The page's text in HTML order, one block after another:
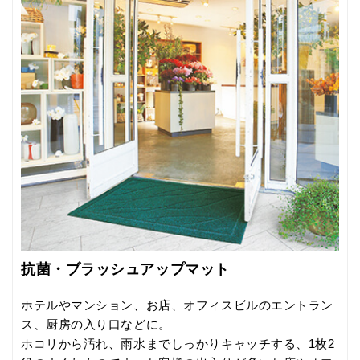
抗菌・ブラッシュアップマット
ホテルやマンション、お店、オフィスビルのエントラン
ス、厨房の入り口などに。
ホコリから汚れ、雨水までしっかりキャッチする、1枚2